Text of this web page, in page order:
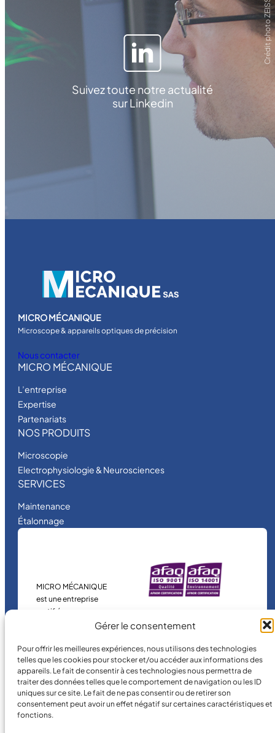
Gérer le consentement
Pour offrir les meilleures expériences, nous utilisons des technologies
telles que les cookies pour stocker et/ou accéder aux informations des
appareils. Le fait de consentir à ces technologies nous permettra de
traiter des données telles que le comportement de navigation ou les ID
uniques sur ce site. Le fait de ne pas consentir ou de retirer son
consentement peut avoir un effet négatif sur certaines caractéristiques et
fonctions.
Suivez toute notre actualité
sur Linkedin
MICRO MÉCANIQUE
Microscope & appareils optiques de précision
Nous contacter
MICRO MÉCANIQUE
L’entreprise
Expertise
Partenariats
NOS PRODUITS
Microscopie
Electrophysiologie & Neurosciences
SERVICES
Maintenance
Étalonnage
MICRO MÉCANIQUE
est une entreprise
certifiée.
Crédit photo ZEISS